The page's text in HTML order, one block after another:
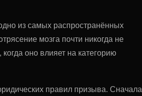
из самых распространённых
мозга почти никогда не
оно влияет на категорию
правил призыва. Сначала